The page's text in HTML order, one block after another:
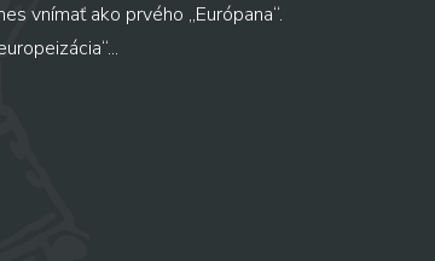
vnímať ako prvého „Európana“.